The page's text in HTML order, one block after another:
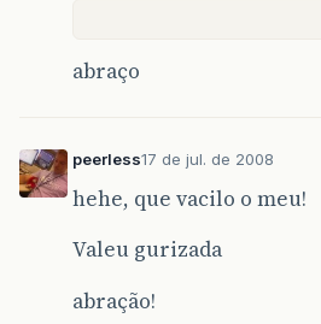
abraço
peerless17 de jul. de 2008
hehe, que vacilo o meu!
Valeu gurizada
abração!